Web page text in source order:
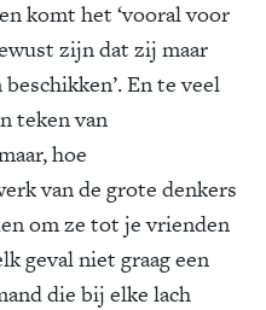
komt het ‘vooral voor
zijn dat zij maar
En te veel
teken van
hoe
van de grote denkers
om ze tot je vrienden
geval niet graag een
die bij elke lach